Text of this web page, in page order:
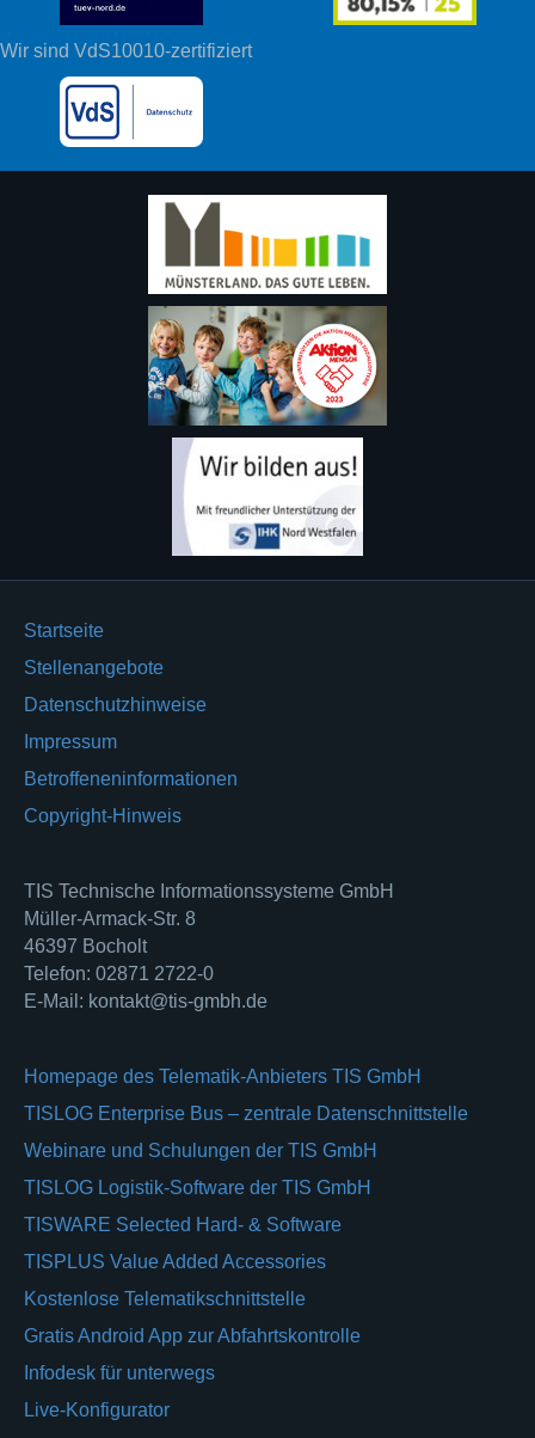
Wir sind VdS10010-zertifiziert
Startseite
Stellenangebote
Datenschutzhinweise
Impressum
Betroffeneninformationen
Copyright-Hinweis
TIS Technische Informationssysteme GmbH
Müller-Armack-Str. 8
46397 Bocholt
Telefon: 02871 2722-0
E-Mail: kontakt@tis-gmbh.de
Homepage des Telematik-Anbieters TIS GmbH
TISLOG Enterprise Bus – zentrale Datenschnittstelle
Webinare und Schulungen der TIS GmbH
TISLOG Logistik-Software der TIS GmbH
TISWARE Selected Hard- & Software
TISPLUS Value Added Accessories
Kostenlose Telematikschnittstelle
Gratis Android App zur Abfahrtskontrolle
Infodesk für unterwegs
Live-Konfigurator